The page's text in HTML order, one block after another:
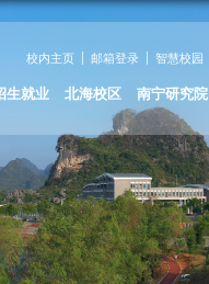
校内主页 邮箱登录 智慧校园
生就业 北海校区 南宁研究院